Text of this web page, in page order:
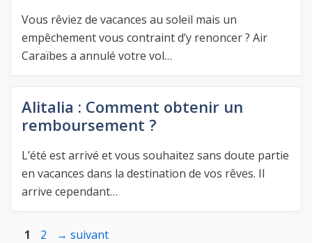
Vous rêviez de vacances au soleil mais un
empêchement vous contraint d’y renoncer ? Air
Caraïbes a annulé votre vol…
Alitalia : Comment obtenir un
remboursement ?
L’été est arrivé et vous souhaitez sans doute partie
en vacances dans la destination de vos rêves. Il
arrive cependant…
Page
1 Page
2 → suivant